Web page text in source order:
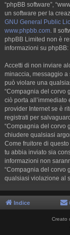
“phpBB software”,
un software per la
GNU General Public
www.phpbb.com . Il
phpBB Limited non è
informazioni su phpBB:
Accetti di non inviare
minaccia, messaggio
può violare una
“Compagnia del corvo
ciò porta
provider Internet se è
registrati per
“Compagnia del corvo
chiudere qualsiasi
Come fruitore di
tu abbia inviato sia
informazioni non
“Compagnia del corvo
qualsiasi violazione al
Indice
Creato